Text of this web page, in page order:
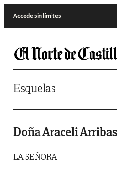
Accede sin límites
Esquelas
Doña Araceli
LA SEÑORA